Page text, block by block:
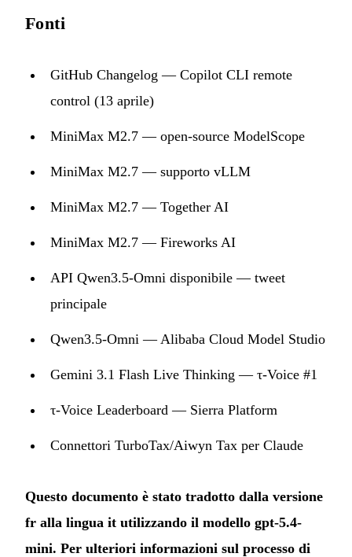
Fonti
GitHub Changelog — Copilot CLI remote
control (13 aprile)
MiniMax M2.7 — open-source ModelScope
MiniMax M2.7 — supporto vLLM
MiniMax M2.7 — Together AI
MiniMax M2.7 — Fireworks AI
API Qwen3.5-Omni disponibile — tweet
principale
Qwen3.5-Omni — Alibaba Cloud Model Studio
Gemini 3.1 Flash Live Thinking — τ-Voice #1
τ-Voice Leaderboard — Sierra Platform
Connettori TurboTax/Aiwyn Tax per Claude
Questo documento è stato tradotto dalla versione
fr alla lingua it utilizzando il modello gpt-5.4-
mini. Per ulteriori informazioni sul processo di